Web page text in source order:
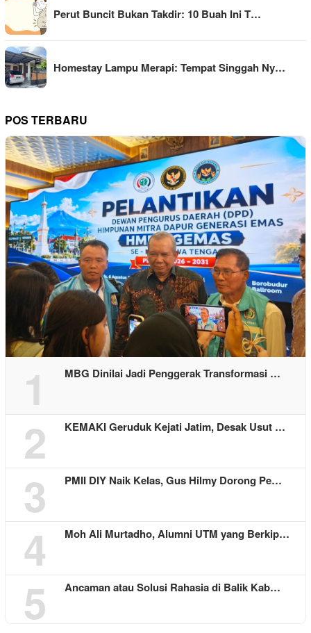
Perut Buncit Bukan Takdir: 10 Buah Ini T…
Homestay Lampu Merapi: Tempat Singgah Ny…
POS TERBARU
1 MBG Dinilai Jadi Penggerak Transformasi …
2 KEMAKI Geruduk Kejati Jatim, Desak Usut …
3 PMII DIY Naik Kelas, Gus Hilmy Dorong Pe…
4 Moh Ali Murtadho, Alumni UTM yang Berkip…
5 Ancaman atau Solusi Rahasia di Balik Kab…